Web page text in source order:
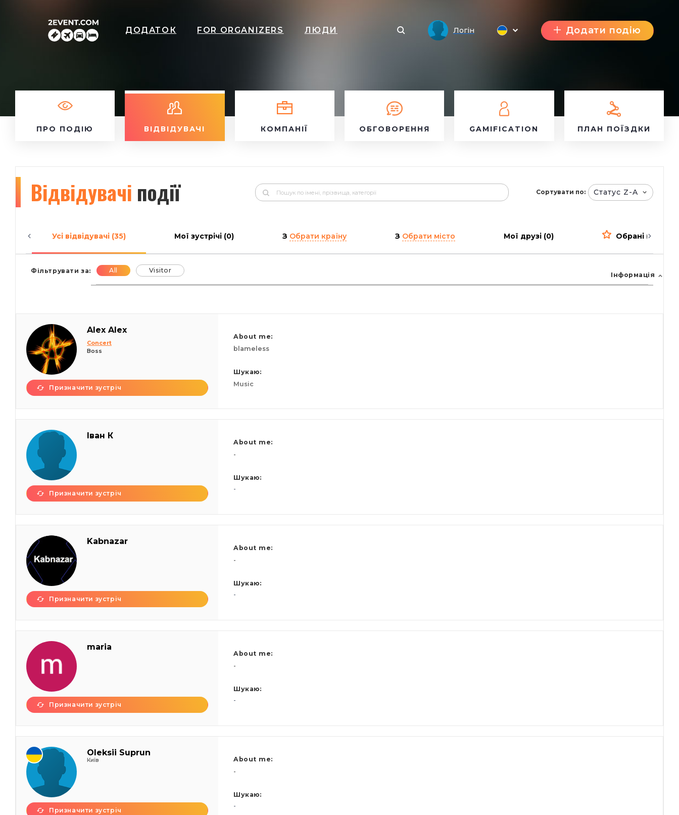
ДОДАТОК FOR ORGANIZERS ЛЮДИ Логін Додати подію
ПРО ПОДІЮ ВІДВІДУВАЧІ КОМПАНІЇ ОБГОВОРЕННЯ GAMIFICATION ПЛАН ПОЇЗДКИ
Відвідувачі події Сортувати по: Статус Z-A
Усі відвідувачі (35) Мої зустрічі (0) З Обрати країну З Обрати місто Мої друзі (0) Обрані (0)
Фільтрувати за: All Visitor
Інформація
Alex Alex
Concert
Boss
Призначити зустріч
About me:
blameless
Шукаю:
Music
Іван К
Призначити зустріч
About me:
-
Шукаю:
-
Kabnazar
Призначити зустріч
About me:
-
Шукаю:
-
maria
Призначити зустріч
About me:
-
Шукаю:
-
Oleksii Suprun
Київ
Призначити зустріч
About me:
-
Шукаю:
-